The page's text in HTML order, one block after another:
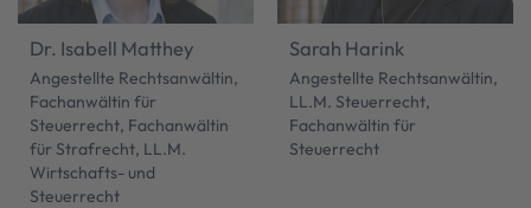
Dr. Isabell Matthey
Angestellte Rechtsanwältin,
Fachanwältin für
Steuerrecht, Fachanwältin
für Strafrecht, LL.M.
Wirtschafts- und
Steuerrecht
Sarah Harink
Angestellte Rechtsanwältin,
LL.M. Steuerrecht,
Fachanwältin für
Steuerrecht